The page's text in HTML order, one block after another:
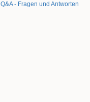
Q&A - Fragen und Antworten